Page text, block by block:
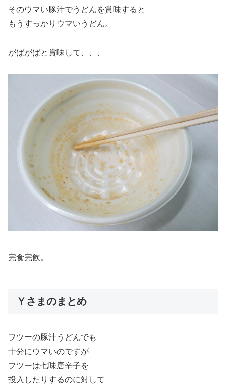
そのウマい豚汁でうどんを賞味すると
もうすっかりウマいうどん。
がばがばと賞味して、、、
完食完飲。
Ｙさまのまとめ
フツーの豚汁うどんでも
十分にウマいのですが
フツーは七味唐辛子を
投入したりするのに対して